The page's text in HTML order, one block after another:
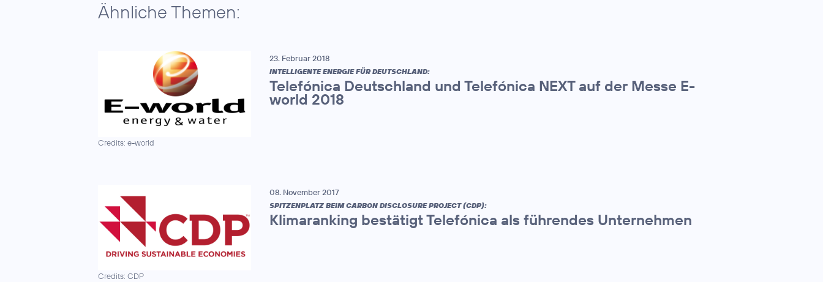
Ähnliche Themen:
Credits: e-world
23. Februar 2018
INTELLIGENTE ENERGIE FÜR DEUTSCHLAND:
Telefónica Deutschland und Telefónica NEXT auf der Messe E-
world 2018
Credits: CDP
08. November 2017
SPITZENPLATZ BEIM CARBON DISCLOSURE PROJECT (CDP):
Klimaranking bestätigt Telefónica als führendes Unternehmen